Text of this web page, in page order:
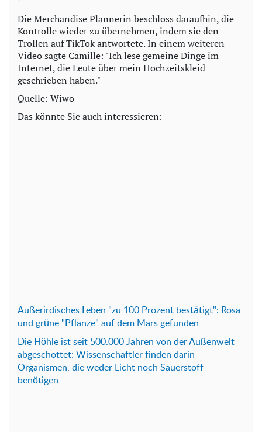
Die Merchandise Plannerin beschloss daraufhin, die
Kontrolle wieder zu übernehmen, indem sie den
Trollen auf TikTok antwortete. In einem weiteren
Video sagte Camille: "Ich lese gemeine Dinge im
Internet, die Leute über mein Hochzeitskleid
geschrieben haben."
Quelle: Wiwo
Das könnte Sie auch interessieren:
Außerirdisches Leben "zu 100 Prozent bestätigt": Rosa
und grüne "Pflanze" auf dem Mars gefunden
Die Höhle ist seit 500.000 Jahren von der Außenwelt
abgeschottet: Wissenschaftler finden darin
Organismen, die weder Licht noch Sauerstoff
benötigen